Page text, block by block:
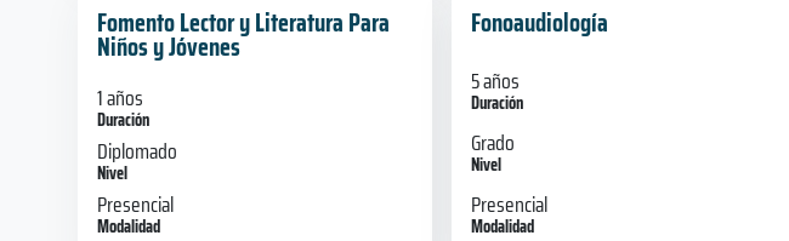
Fomento Lector y Literatura Para
Niños y Jóvenes
1 años
Duración
Diplomado
Nivel
Presencial
Modalidad
Fonoaudiología
5 años
Duración
Grado
Nivel
Presencial
Modalidad